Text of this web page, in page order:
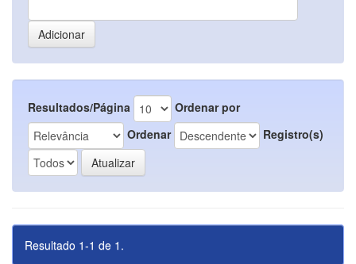
Resultados/Página
Ordenar por
Ordenar
Registro(s)
Resultado 1-1 de 1.